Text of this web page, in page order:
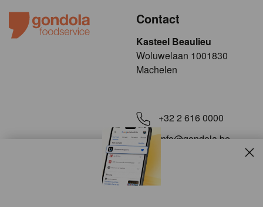
Contact
Kasteel Beaulieu
​​​Woluwelaan 1001830
Machelen
+32 2 616 0000
info@gondola.be
Volg ons op